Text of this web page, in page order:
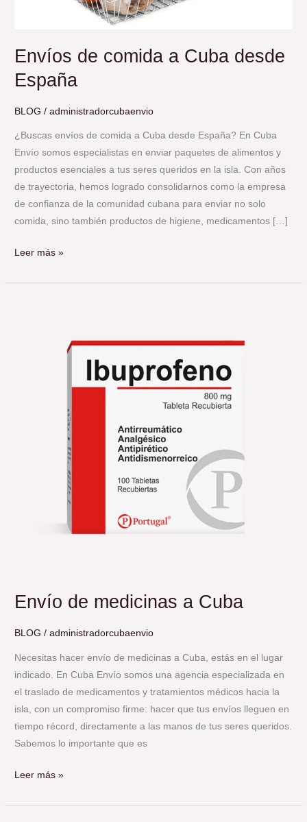
Envíos de comida a Cuba desde
España
BLOG /administradorcubaenvio
¿Buscas envíos de comida a Cuba desde España? En Cuba
Envío somos especialistas en enviar paquetes de alimentos y
productos esenciales a tus seres queridos en la isla. Con años
de trayectoria, hemos logrado consolidarnos como la empresa
de confianza de la comunidad cubana para enviar no solo
comida, sino también productos de higiene, medicamentos […]
Leer más »
Envío de medicinas a Cuba
BLOG /administradorcubaenvio
Necesitas hacer envío de medicinas a Cuba, estás en el lugar
indicado. En Cuba Envío somos una agencia especializada en
el traslado de medicamentos y tratamientos médicos hacia la
isla, con un compromiso firme: hacer que tus envíos lleguen en
tiempo récord, directamente a las manos de tus seres queridos.
Sabemos lo importante que es
Leer más »